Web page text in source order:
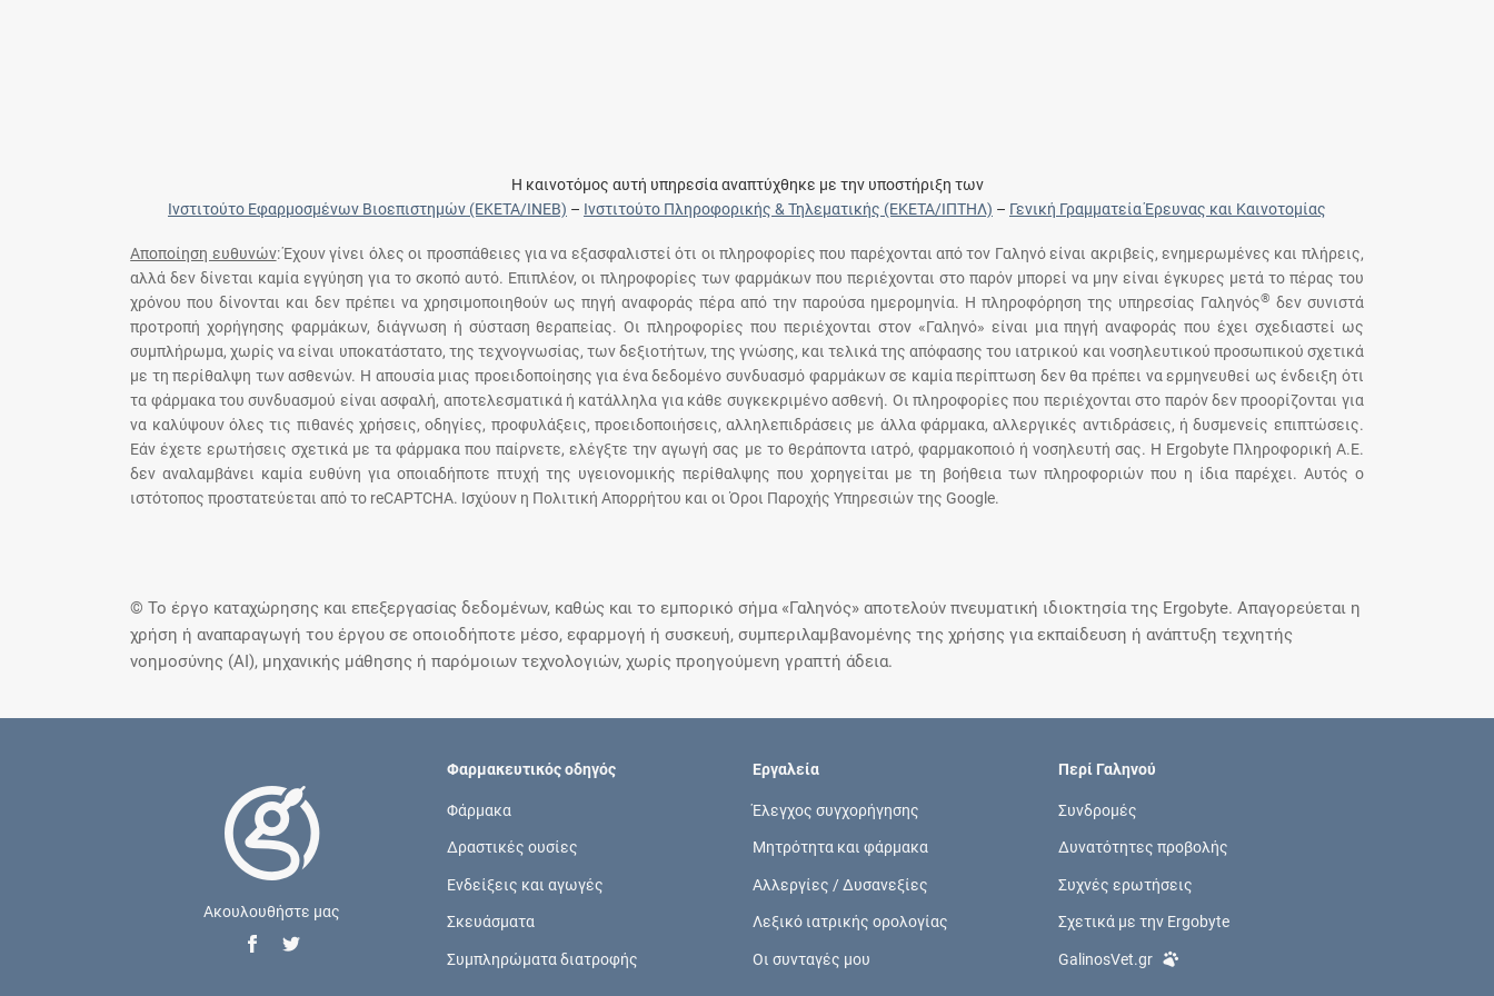
Η καινοτόμος αυτή υπηρεσία αναπτύχθηκε με την υποστήριξη των
Ινστιτούτο Εφαρμοσμένων Βιοεπιστημών (ΕΚΕΤΑ/ΙΝΕΒ) – Ινστιτούτο Πληροφορικής & Τηλεματικής (ΕΚΕΤΑ/ΙΠΤΗΛ) – Γενική Γραμματεία Έρευνας και Καινοτομίας
Αποποίηση ευθυνών: Έχουν γίνει όλες οι προσπάθειες για να εξασφαλιστεί ότι οι πληροφορίες που παρέχονται από τον Γαληνό είναι ακριβείς, ενημερωμένες και πλήρεις,
αλλά δεν δίνεται καμία εγγύηση για το σκοπό αυτό. Επιπλέον, οι πληροφορίες των φαρμάκων που περιέχονται στο παρόν μπορεί να μην είναι έγκυρες μετά το πέρας του
χρόνου που δίνονται και δεν πρέπει να χρησιμοποιηθούν ως πηγή αναφοράς πέρα από την παρούσα ημερομηνία. Η πληροφόρηση της υπηρεσίας Γαληνός® δεν συνιστά
προτροπή χορήγησης φαρμάκων, διάγνωση ή σύσταση θεραπείας. Οι πληροφορίες που περιέχονται στον «Γαληνό» είναι μια πηγή αναφοράς που έχει σχεδιαστεί ως
συμπλήρωμα, χωρίς να είναι υποκατάστατο, της τεχνογνωσίας, των δεξιοτήτων, της γνώσης, και τελικά της απόφασης του ιατρικού και νοσηλευτικού προσωπικού σχετικά
με τη περίθαλψη των ασθενών. Η απουσία μιας προειδοποίησης για ένα δεδομένο συνδυασμό φαρμάκων σε καμία περίπτωση δεν θα πρέπει να ερμηνευθεί ως ένδειξη ότι
τα φάρμακα του συνδυασμού είναι ασφαλή, αποτελεσματικά ή κατάλληλα για κάθε συγκεκριμένο ασθενή. Οι πληροφορίες που περιέχονται στο παρόν δεν προορίζονται για
να καλύψουν όλες τις πιθανές χρήσεις, οδηγίες, προφυλάξεις, προειδοποιήσεις, αλληλεπιδράσεις με άλλα φάρμακα, αλλεργικές αντιδράσεις, ή δυσμενείς επιπτώσεις.
Εάν έχετε ερωτήσεις σχετικά με τα φάρμακα που παίρνετε, ελέγξτε την αγωγή σας με το θεράποντα ιατρό, φαρμακοποιό ή νοσηλευτή σας. Η Ergobyte Πληροφορική Α.Ε.
δεν αναλαμβάνει καμία ευθύνη για οποιαδήποτε πτυχή της υγειονομικής περίθαλψης που χορηγείται με τη βοήθεια των πληροφοριών που η ίδια παρέχει. Αυτός ο
ιστότοπος προστατεύεται από το reCAPTCHA. Ισχύουν η Πολιτική Απορρήτου και οι Όροι Παροχής Υπηρεσιών της Google.
© Το έργο καταχώρησης και επεξεργασίας δεδομένων, καθώς και το εμπορικό σήμα «Γαληνός» αποτελούν πνευματική ιδιοκτησία της Ergobyte. Απαγορεύεται η
χρήση ή αναπαραγωγή του έργου σε οποιοδήποτε μέσο, εφαρμογή ή συσκευή, συμπεριλαμβανομένης της χρήσης για εκπαίδευση ή ανάπτυξη τεχνητής
νοημοσύνης (AI), μηχανικής μάθησης ή παρόμοιων τεχνολογιών, χωρίς προηγούμενη γραπτή άδεια.
Ακουλουθήστε μας
Φαρμακευτικός οδηγός
Φάρμακα
Δραστικές ουσίες
Ενδείξεις και αγωγές
Σκευάσματα
Συμπληρώματα διατροφής
Εργαλεία
Έλεγχος συγχορήγησης
Μητρότητα και φάρμακα
Αλλεργίες / Δυσανεξίες
Λεξικό ιατρικής ορολογίας
Οι συνταγές μου
Περί Γαληνού
Συνδρομές
Δυνατότητες προβολής
Συχνές ερωτήσεις
Σχετικά με την Ergobyte
GalinosVet.gr